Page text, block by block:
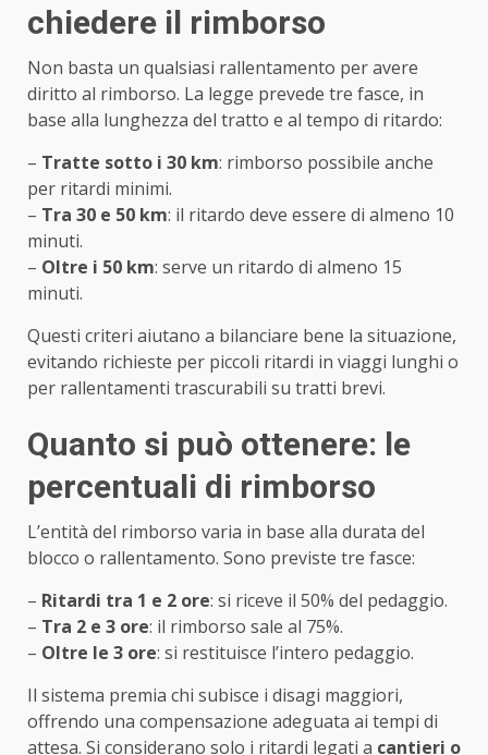
chiedere il rimborso
Non basta un qualsiasi rallentamento per avere
diritto al rimborso. La legge prevede tre fasce, in
base alla lunghezza del tratto e al tempo di ritardo:
– Tratte sotto i 30 km: rimborso possibile anche
per ritardi minimi.
– Tra 30 e 50 km: il ritardo deve essere di almeno 10
minuti.
– Oltre i 50 km: serve un ritardo di almeno 15
minuti.
Questi criteri aiutano a bilanciare bene la situazione,
evitando richieste per piccoli ritardi in viaggi lunghi o
per rallentamenti trascurabili su tratti brevi.
Quanto si può ottenere: le
percentuali di rimborso
L’entità del rimborso varia in base alla durata del
blocco o rallentamento. Sono previste tre fasce:
– Ritardi tra 1 e 2 ore: si riceve il 50% del pedaggio.
– Tra 2 e 3 ore: il rimborso sale al 75%.
– Oltre le 3 ore: si restituisce l’intero pedaggio.
Il sistema premia chi subisce i disagi maggiori,
offrendo una compensazione adeguata ai tempi di
attesa. Si considerano solo i ritardi legati a cantieri o